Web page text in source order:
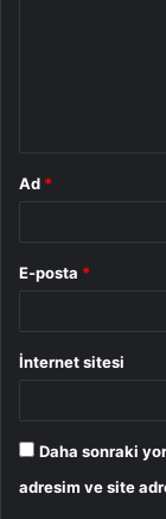
Ad *
E-posta *
İnternet sitesi
Daha sonraki
adresim ve site